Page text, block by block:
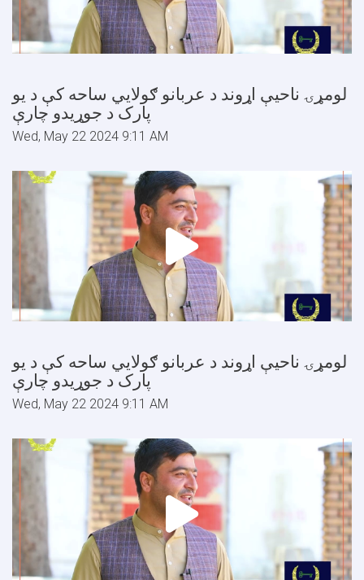
لومړۍ ناحیې اړوند د عربانو ګولایي ساحه کې د یو
پارک د جوړیدو چارې
Wed, May 22 2024 9:11 AM
لومړۍ ناحیې اړوند د عربانو ګولایي ساحه کې د یو
پارک د جوړیدو چارې
Wed, May 22 2024 9:11 AM